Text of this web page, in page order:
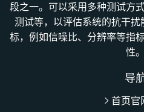
段之一。可以采用多种测试方
测试等，以评估系统的抗干
标，例如信噪比、分辨率等指
性。
导
首页官